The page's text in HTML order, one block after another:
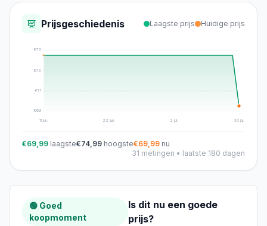
Prijsgeschiedenis Laagste prijs Huidige prijs
€69
€71
€73
€75
11 jun. 22 jun. 2 jul. 30 jul.
€69,99 laagste€74,99 hoogste€69,99 nu
31 metingen • laatste 180 dagen
🟢 Goed
koopmoment
Is dit nu een goede
prijs?